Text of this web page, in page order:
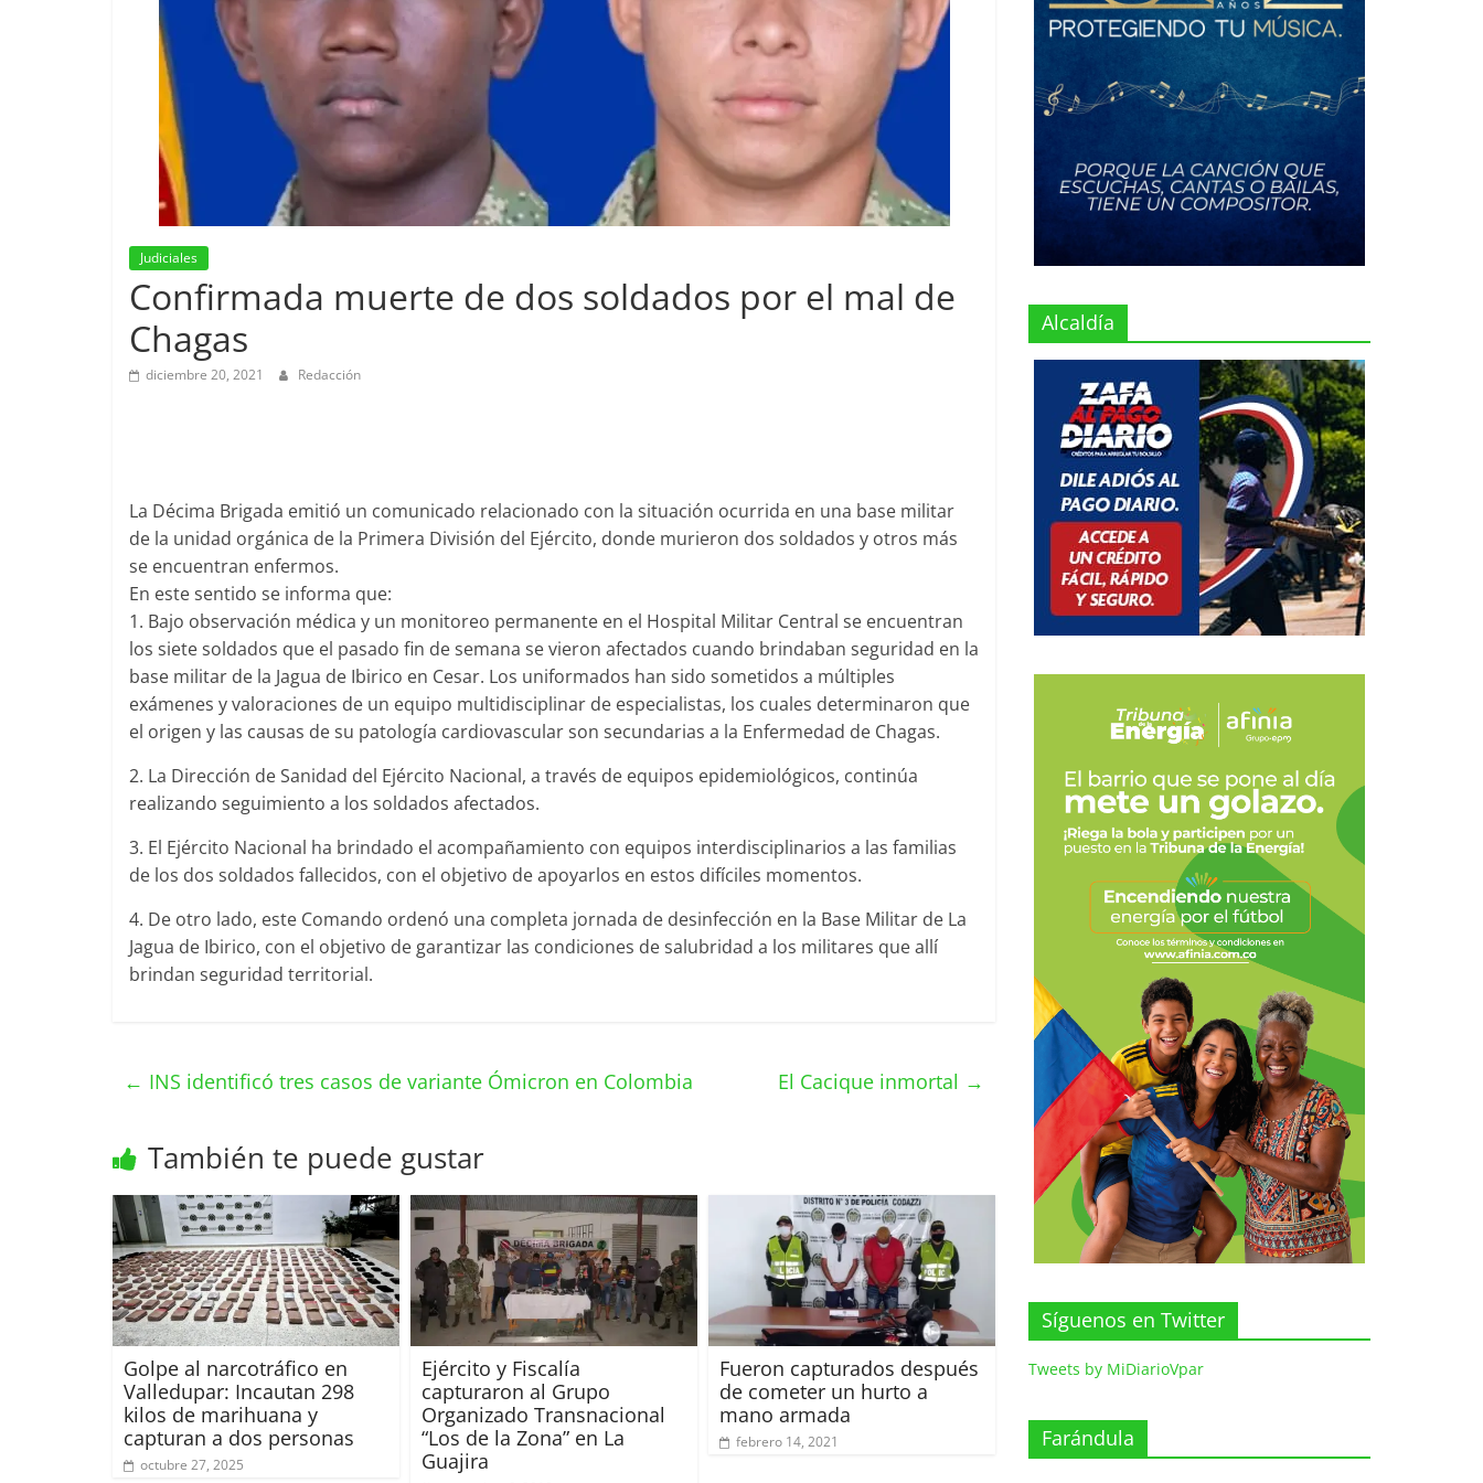
Judiciales
Confirmada muerte de dos soldados por el mal de
Chagas
diciembre 20, 2021 Redacción
La Décima Brigada emitió un comunicado relacionado con la situación ocurrida en una base militar
de la unidad orgánica de la Primera División del Ejército, donde murieron dos soldados y otros más
se encuentran enfermos.
En este sentido se informa que:
1. Bajo observación médica y un monitoreo permanente en el Hospital Militar Central se encuentran
los siete soldados que el pasado fin de semana se vieron afectados cuando brindaban seguridad en la
base militar de la Jagua de Ibirico en Cesar. Los uniformados han sido sometidos a múltiples
exámenes y valoraciones de un equipo multidisciplinar de especialistas, los cuales determinaron que
el origen y las causas de su patología cardiovascular son secundarias a la Enfermedad de Chagas.
2. La Dirección de Sanidad del Ejército Nacional, a través de equipos epidemiológicos, continúa
realizando seguimiento a los soldados afectados.
3. El Ejército Nacional ha brindado el acompañamiento con equipos interdisciplinarios a las familias
de los dos soldados fallecidos, con el objetivo de apoyarlos en estos difíciles momentos.
4. De otro lado, este Comando ordenó una completa jornada de desinfección en la Base Militar de La
Jagua de Ibirico, con el objetivo de garantizar las condiciones de salubridad a los militares que allí
brindan seguridad territorial.
← INS identificó tres casos de variante Ómicron en Colombia El Cacique inmortal →
También te puede gustar
Golpe al narcotráfico en
Valledupar: Incautan 298
kilos de marihuana y
capturan a dos personas
octubre 27, 2025
Ejército y Fiscalía
capturaron al Grupo
Organizado Transnacional
“Los de la Zona” en La
Guajira
Fueron capturados después
de cometer un hurto a
mano armada
febrero 14, 2021
Alcaldía
Síguenos en Twitter
Tweets by MiDiarioVpar
Farándula